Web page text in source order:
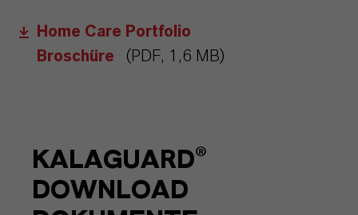
Home Care Portfolio
Broschüre
(PDF, 1,6 MB)
KALAGUARD®
DOWNLOAD